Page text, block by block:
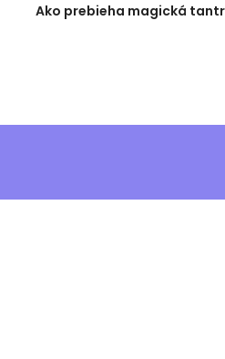
Ako prebieha magická